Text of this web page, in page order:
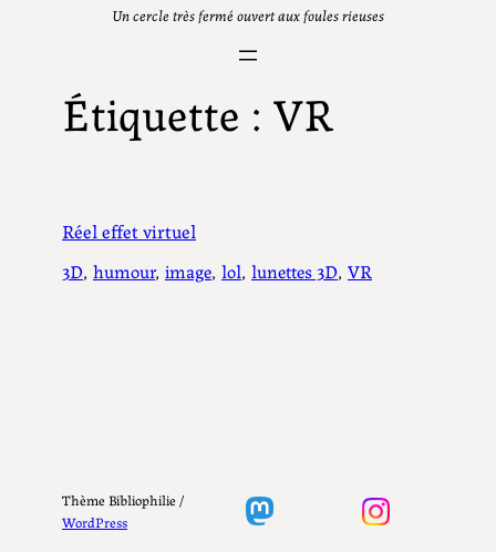
Un cercle très fermé ouvert aux foules rieuses
Étiquette : VR
Réel effet virtuel
3D, humour, image, lol, lunettes 3D, VR
Thème Bibliophilie /
WordPress